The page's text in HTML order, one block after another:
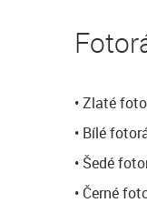
• Zlaté
• Bílé
• Šedé
• Černé